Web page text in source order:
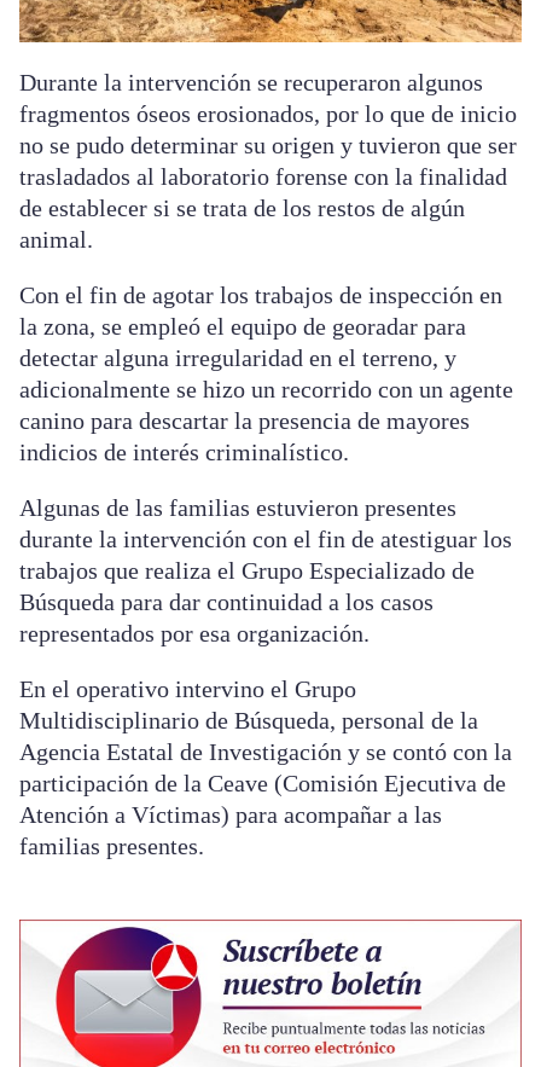
Durante la intervención se recuperaron algunos
fragmentos óseos erosionados, por lo que de inicio
no se pudo determinar su origen y tuvieron que ser
trasladados al laboratorio forense con la finalidad
de establecer si se trata de los restos de algún
animal.
Con el fin de agotar los trabajos de inspección en
la zona, se empleó el equipo de georadar para
detectar alguna irregularidad en el terreno, y
adicionalmente se hizo un recorrido con un agente
canino para descartar la presencia de mayores
indicios de interés criminalístico.
Algunas de las familias estuvieron presentes
durante la intervención con el fin de atestiguar los
trabajos que realiza el Grupo Especializado de
Búsqueda para dar continuidad a los casos
representados por esa organización.
En el operativo intervino el Grupo
Multidisciplinario de Búsqueda, personal de la
Agencia Estatal de Investigación y se contó con la
participación de la Ceave (Comisión Ejecutiva de
Atención a Víctimas) para acompañar a las
familias presentes.